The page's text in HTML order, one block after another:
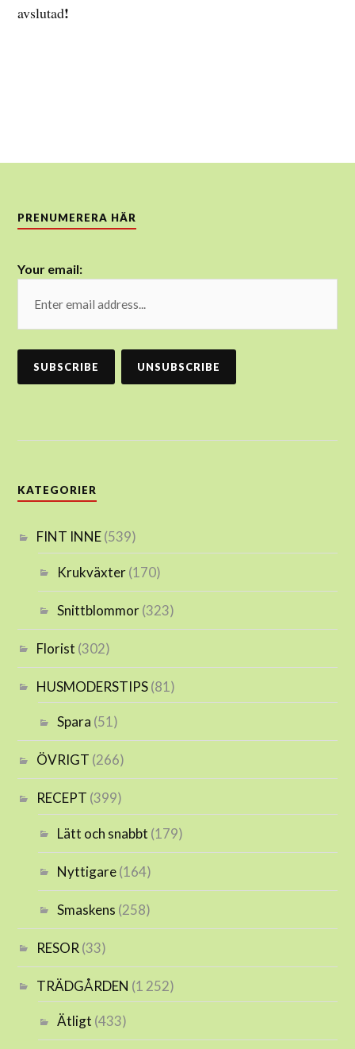
avslutad!
PRENUMERERA HÄR
Your email:
KATEGORIER
FINT INNE(539)
Krukväxter(170)
Snittblommor(323)
Florist (302)
HUSMODERSTIPS(81)
Spara (51)
ÖVRIGT (266)
RECEPT (399)
Lätt och snabbt (179)
Nyttigare(164)
Smaskens (258)
RESOR (33)
TRÄDGÅRDEN (1 252)
Ätligt (433)